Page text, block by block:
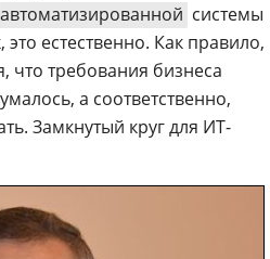
автоматизированной системы
это естественно. Как правило,
что требования бизнеса
а соответственно,
Замкнутый круг для ИТ-